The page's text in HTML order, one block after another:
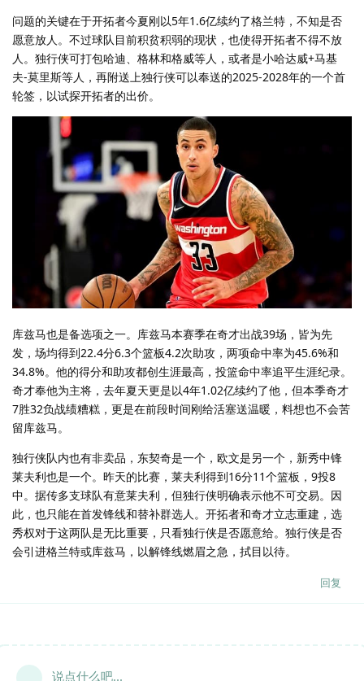
问题的关键在于开拓者今夏刚以5年1.6亿续约了格兰特，不知是否
愿意放人。不过球队目前积贫积弱的现状，也使得开拓者不得不放
人。独行侠可打包哈迪、格林和格威等人，或者是小哈达威+马基
夫-莫里斯等人，再附送上独行侠可以奉送的2025-2028年的一个首
轮签，以试探开拓者的出价。
库兹马也是备选项之一。库兹马本赛季在奇才出战39场，皆为先
发，场均得到22.4分6.3个篮板4.2次助攻，两项命中率为45.6%和
34.8%。他的得分和助攻都创生涯最高，投篮命中率追平生涯纪录。
奇才奉他为主将，去年夏天更是以4年1.02亿续约了他，但本季奇才
7胜32负战绩糟糕，更是在前段时间刚给活塞送温暖，料想也不会苦
留库兹马。
独行侠队内也有非卖品，东契奇是一个，欧文是另一个，新秀中锋
莱夫利也是一个。昨天的比赛，莱夫利得到16分11个篮板，9投8
中。据传多支球队有意莱夫利，但独行侠明确表示他不可交易。因
此，也只能在首发锋线和替补群选人。开拓者和奇才立志重建，选
秀权对于这两队是无比重要，只看独行侠是否愿意给。独行侠是否
会引进格兰特或库兹马，以解锋线燃眉之急，拭目以待。
回复
说点什么吧...